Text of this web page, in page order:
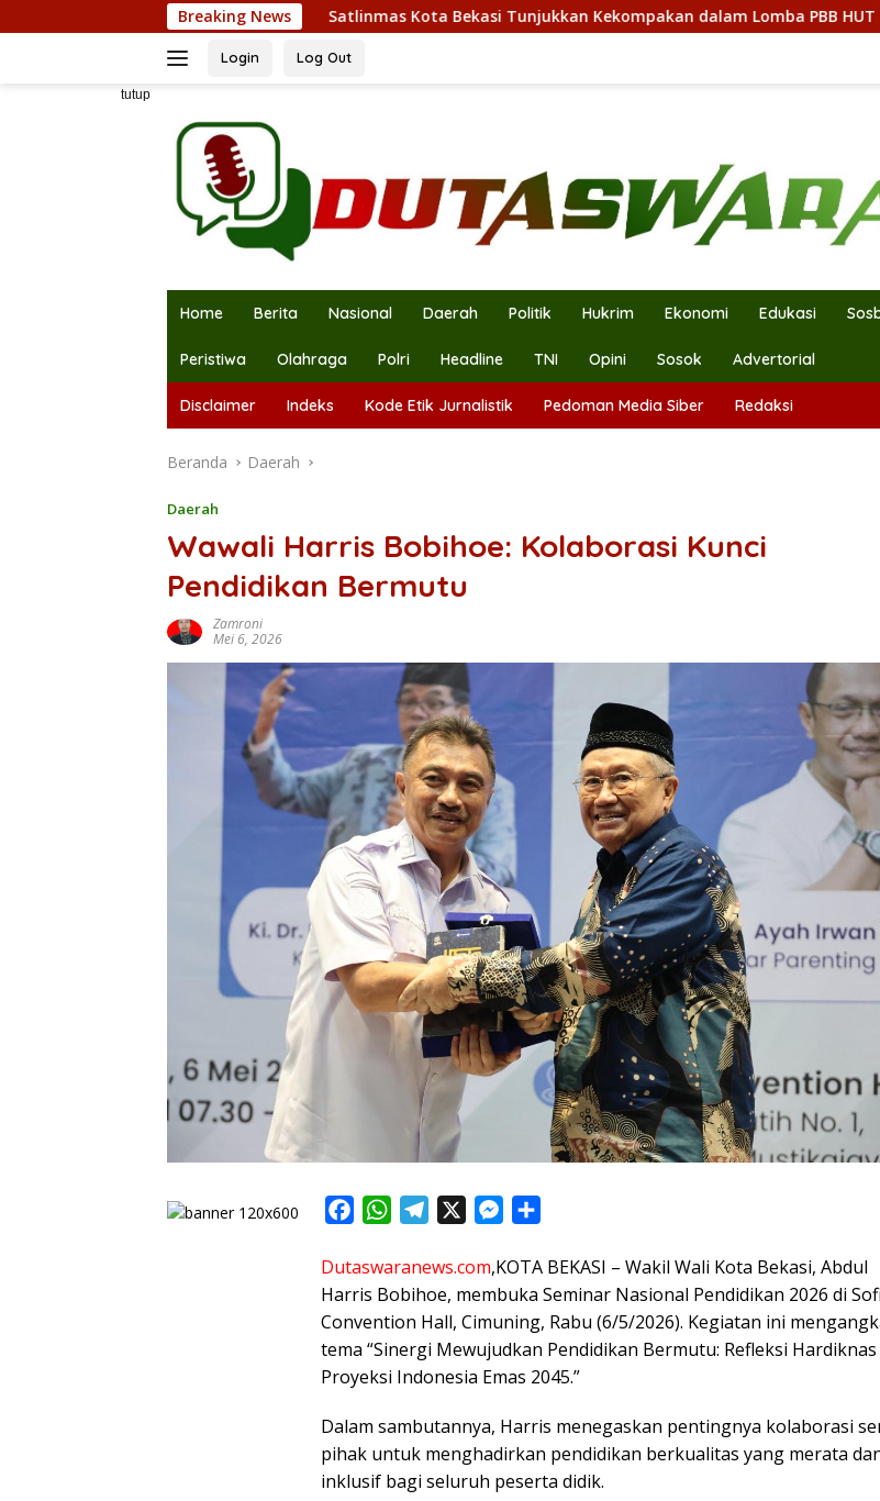
ke
Breaking News
Satlinmas Kota Bekasi Tunjukkan Kekompakan dalam Lomba PBB HUT RI ke-81
Login Log Out
tutup
Home Berita Nasional Daerah Politik Hukrim Ekonomi Edukasi
Peristiwa Olahraga Polri Headline TNI Opini Sosok Advertorial
Disclaimer Indeks Kode Etik Jurnalistik Pedoman Media Siber Redaksi
Beranda Daerah
Daerah
Wawali Harris Bobihoe: Kolaborasi Kunci
Pendidikan Bermutu
Zamroni
Mei 6, 2026
c
e
b
o
o
W
a
t
s
A
p
l
e
g
r
a
M
s
s
e
n
g
r
a
r
e
Dutaswaranews.com,KOTA BEKASI – Wakil Wali Kota Bekasi, Abdul
Harris Bobihoe, membuka Seminar Nasional Pendidikan 2026 di
Convention Hall, Cimuning, Rabu (6/5/2026). Kegiatan ini
tema “Sinergi Mewujudkan Pendidikan Bermutu: Refleksi Hardiknas
Proyeksi Indonesia Emas 2045.”
Dalam sambutannya, Harris menegaskan pentingnya kolaborasi
pihak untuk menghadirkan pendidikan berkualitas yang merata
inklusif bagi seluruh peserta didik.